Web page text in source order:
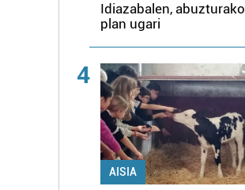
Idiazabalen, abuzturako
plan ugari
4
AISIA